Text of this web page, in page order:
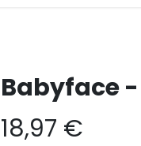
Babyface
18,97 €